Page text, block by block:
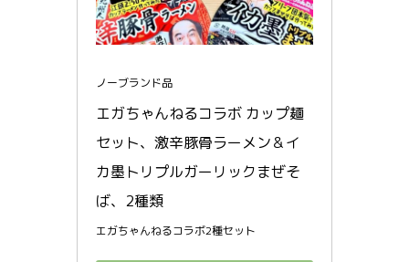
ノーブランド品
エガちゃんねるコラボ カップ麺
セット、激辛豚骨ラーメン＆イ
カ墨トリプルガーリックまぜそ
ば、2種類
エガちゃんねるコラボ2種セット